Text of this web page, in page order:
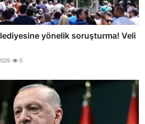
yönelik soruşturma! Veli
0